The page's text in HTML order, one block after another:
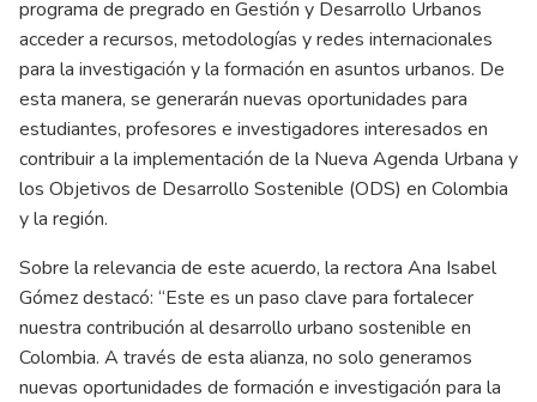
programa de pregrado en Gestión y Desarrollo Urbanos
acceder a recursos, metodologías y redes internacionales
para la investigación y la formación en asuntos urbanos. De
esta manera, se generarán nuevas oportunidades para
estudiantes, profesores e investigadores interesados en
contribuir a la implementación de la Nueva Agenda Urbana y
los Objetivos de Desarrollo Sostenible (ODS) en Colombia
y la región.
Sobre la relevancia de este acuerdo, la rectora Ana Isabel
Gómez destacó: “Este es un paso clave para fortalecer
nuestra contribución al desarrollo urbano sostenible en
Colombia. A través de esta alianza, no solo generamos
nuevas oportunidades de formación e investigación para la